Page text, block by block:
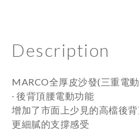
Description
MARCO全厚皮沙發(三重電
‧ 後背頂腰電動功能
增加了市面上少見的高檔後
更細膩的支撐感受